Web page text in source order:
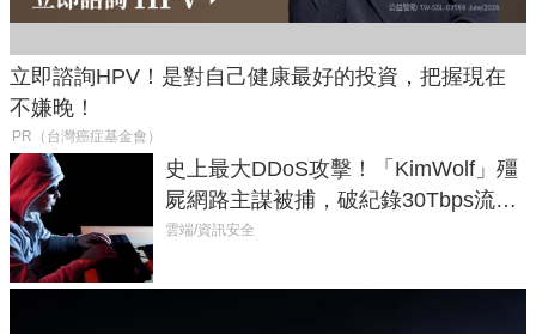
立即諮詢HPV！是對自己健康最好的投資，把握現在
不嫌晚！
PR（台灣癌症基金會）
史上最大DDoS攻擊！「KimWolf」殭
屍網路主謀被捕，破紀錄30Tbps流量
癱瘓全球！
雲端/資訊安全